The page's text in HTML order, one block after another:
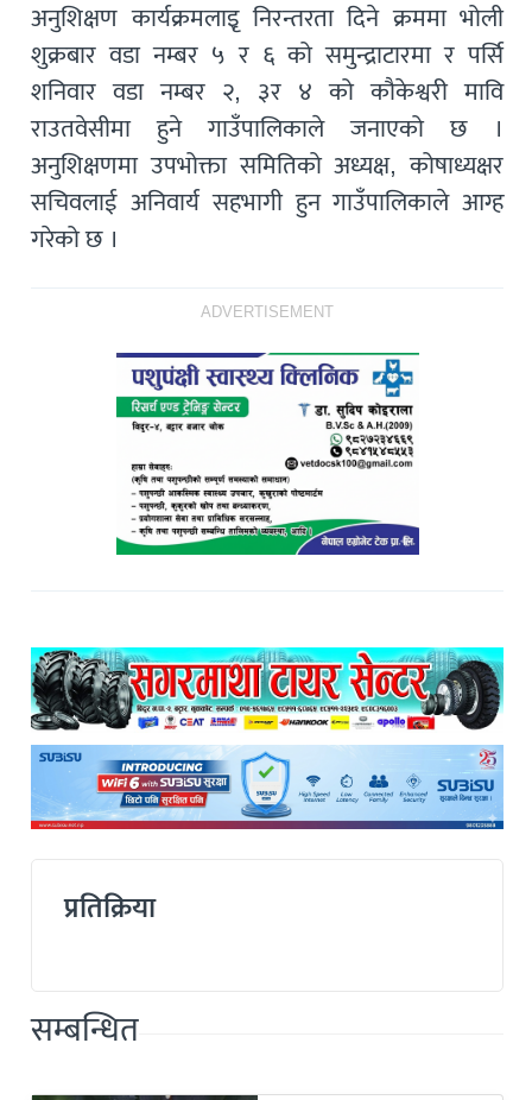
अनुशिक्षण कार्यक्रमलाइृ निरन्तरता दिने क्रममा भोली
शुक्रबार वडा नम्बर ५ र ६ को समुन्द्राटारमा र पर्सि
शनिवार वडा नम्बर २, ३र ४ को कौकेश्वरी मावि
राउतवेसीमा हुने गाउँपालिकाले जनाएको छ ।
अनुशिक्षणमा उपभोक्ता समितिको अध्यक्ष, कोषाध्यक्षर
सचिवलाई अनिवार्य सहभागी हुन गाउँपालिकाले आग्ह
गरेको छ ।
ADVERTISEMENT
प्रतिक्रिया
सम्बन्धित